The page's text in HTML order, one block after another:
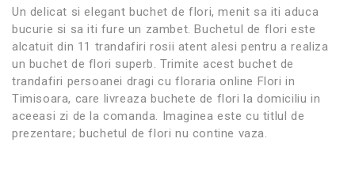
Un delicat si elegant buchet de flori, menit sa iti aduca
bucurie si sa iti fure un zambet. Buchetul de flori este
alcatuit din 11 trandafiri rosii atent alesi pentru a realiza
un buchet de flori superb. Trimite acest buchet de
trandafiri persoanei dragi cu floraria online Flori in
Timisoara, care livreaza buchete de flori la domiciliu in
aceeasi zi de la comanda. Imaginea este cu titlul de
prezentare; buchetul de flori nu contine vaza.